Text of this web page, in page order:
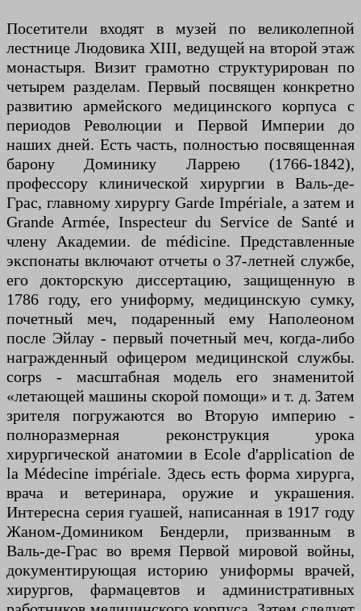
Посетители входят в музей по великолепной
лестнице Людовика XIII, ведущей на второй этаж
монастыря. Визит грамотно структурирован по
четырем разделам. Первый посвящен конкретно
развитию армейского медицинского корпуса с
периодов Революции и Первой Империи до
наших дней. Есть часть, полностью посвященная
барону Доминику Ларрею (1766-1842),
профессору клинической хирургии в Валь-де-
Грас, главному хирургу Garde Impériale, а затем и
Grande Armée, Inspecteur du Service de Santé и
члену Академии. de médicine. Представленные
экспонаты включают отчеты о 37-летней службе,
его докторскую диссертацию, защищенную в
1786 году, его униформу, медицинскую сумку,
почетный меч, подаренный ему Наполеоном
после Эйлау - первый почетный меч, когда-либо
награжденный офицером медицинской службы.
corps - масштабная модель его знаменитой
«летающей машины скорой помощи» и т. д. Затем
зрителя погружаются во Вторую империю -
полноразмерная реконструкция урока
хирургической анатомии в Ecole d'application de
la Médecine impériale. Здесь есть форма хирурга,
врача и ветеринара, оружие и украшения.
Интересна серия гуашей, написанная в 1917 году
Жаном-Домиником Бендерли, призванным в
Валь-де-Грас во время Первой мировой войны,
документирующая историю униформы врачей,
хирургов, фармацевтов и административных